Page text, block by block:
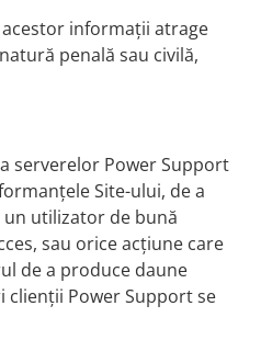
informaţii atrage
penală sau civilă,
serverelor Power Support
Site-ului, de a
un utilizator de bună
sau orice acţiune care
de a produce daune
Power Support se